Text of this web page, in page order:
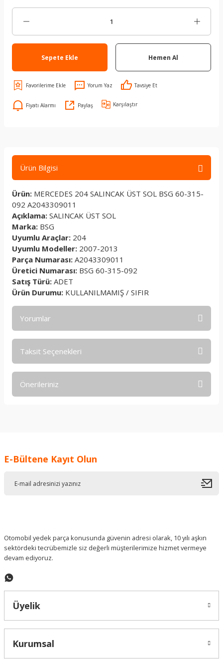
Sepete Ekle Hemen Al
Yorum Yaz Tavsiye Et
Fiyatı Alarmı Paylaş Karşılaştır
Ürün Bilgisi
Ürün: MERCEDES 204 SALINCAK ÜST SOL BSG 60-315-
092 A2043309011
Açıklama: SALINCAK ÜST SOL
Marka: BSG
Uyumlu Araçlar: 204
Uyumlu Modeller: 2007-2013
Parça Numarası: A2043309011
Üretici Numarası: BSG 60-315-092
Satış Türü: ADET
Ürün Durumu: KULLANILMAMIŞ / SIFIR
Yorumlar
Taksit Seçenekleri
Önerileriniz
Ürün resmi kalitesiz, bozuk veya görüntülenemiyor.
E-Bültene Kayıt Olun
Otomobil yedek parça konusunda güvenin adresi olarak, 10 yılı aşkın
sektördeki tecrübemizle siz değerli müşterilerimize hizmet vermeye
devam ediyoruz.
Üyelik
Kurumsal